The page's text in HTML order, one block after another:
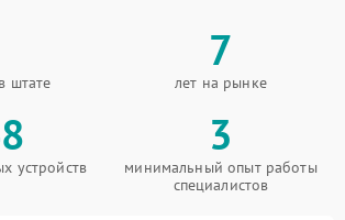
штате
7
лет на рынке
устройств
3
минимальный опыт работы
специалистов